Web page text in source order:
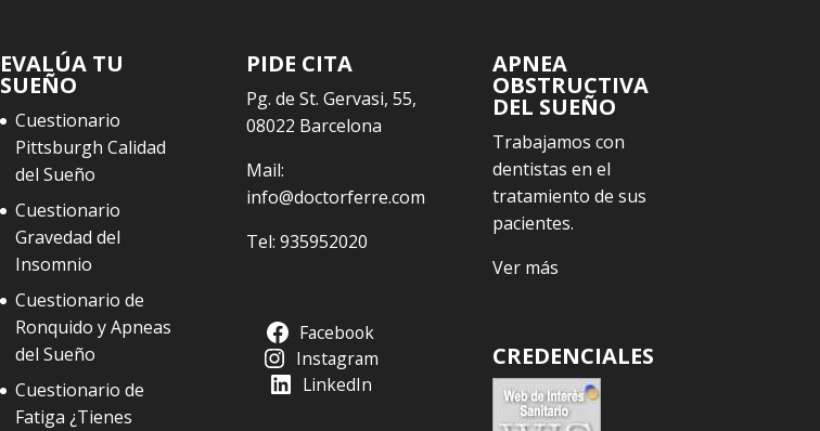
EVALÚA TU
SUEÑO
Cuestionario
Pittsburgh Calidad
del Sueño
Cuestionario
Gravedad del
Insomnio
Cuestionario de
Ronquido y Apneas
del Sueño
Cuestionario de
Fatiga ¿Tienes
PIDE CITA
Pg. de St. Gervasi, 55,
08022 Barcelona
Mail:
info@doctorferre.com
Tel: 935952020
Facebook
Instagram
LinkedIn
APNEA
OBSTRUCTIVA
DEL SUEÑO
Trabajamos con
dentistas en el
tratamiento de sus
pacientes.
Ver más
CREDENCIALES